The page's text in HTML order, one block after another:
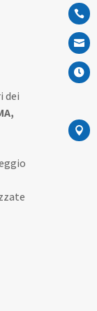
dei



